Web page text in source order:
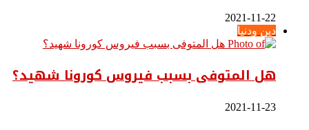
2021-11-22
دين ودنيا
هل المتوفى بسبب فيروس كورونا شهيد؟
2021-11-23